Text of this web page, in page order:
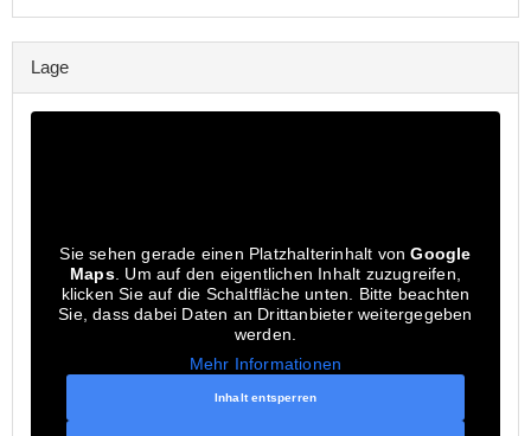
Lage
Sie sehen gerade einen Platzhalterinhalt vonGoogle
Maps. Um auf den eigentlichen Inhalt zuzugreifen,
klicken Sie auf die Schaltfläche unten. Bitte beachten
Sie, dass dabei Daten an Drittanbieter weitergegeben
werden.
Mehr Informationen
Inhalt entsperren